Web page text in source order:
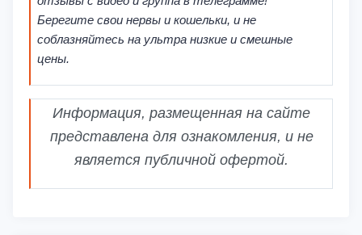
Берегите свои нервы и кошельки, и не
соблазняйтесь на ультра низкие и смешные
цены.
Информация, размещенная на сайте
представлена для ознакомления, и не
является публичной офертой.